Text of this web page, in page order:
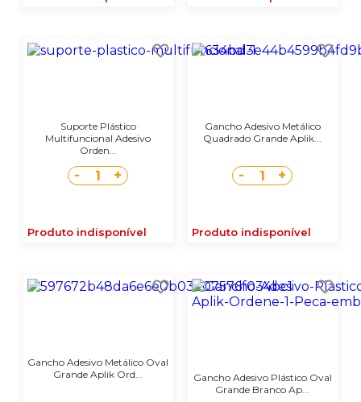
Suporte Plástico
Multifuncional Adesivo
Orden...
- 1 +
Produto indisponível
Gancho Adesivo Metálico
Quadrado Grande Aplik...
- 1 +
Produto indisponível
Gancho Adesivo Metálico Oval
Grande Aplik Ord...
Gancho Adesivo Plástico Oval
Grande Branco Ap...